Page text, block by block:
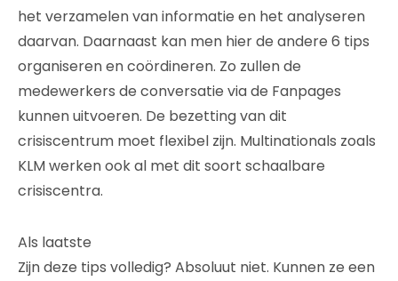
het verzamelen van informatie en het analyseren
daarvan. Daarnaast kan men hier de andere 6 tips
organiseren en coördineren. Zo zullen de
medewerkers de conversatie via de Fanpages
kunnen uitvoeren. De bezetting van dit
crisiscentrum moet flexibel zijn. Multinationals zoals
KLM werken ook al met dit soort schaalbare
crisiscentra.
Als laatste
Zijn deze tips volledig? Absoluut niet. Kunnen ze een